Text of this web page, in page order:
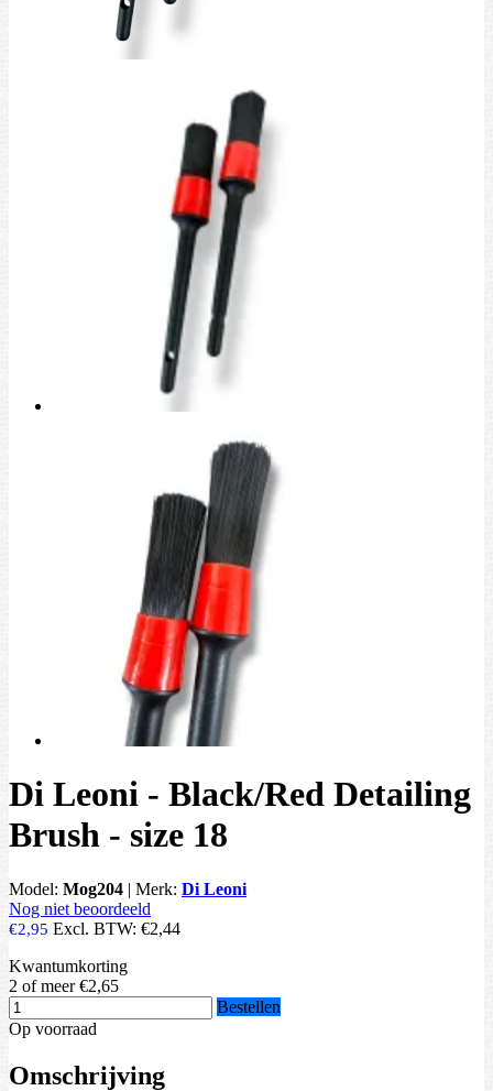
Di Leoni - Black/Red Detailing
Brush - size 18
Model: Mog204 | Merk: Di Leoni
Nog niet beoordeeld
€2,95 Excl. BTW: €2,44
Kwantumkorting
2 of meer €2,65
Bestellen
Op voorraad
Omschrijving